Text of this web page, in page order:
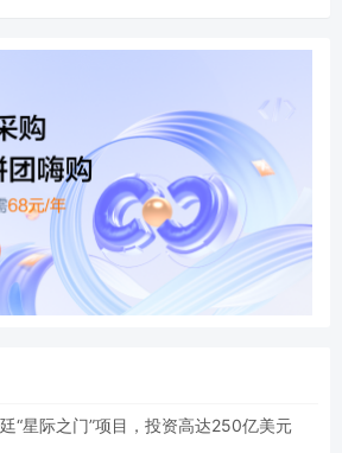
“星际之门”项目，投资高达250亿美元